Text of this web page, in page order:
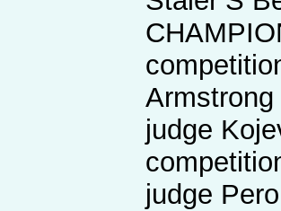
Armstrong
judge
judge